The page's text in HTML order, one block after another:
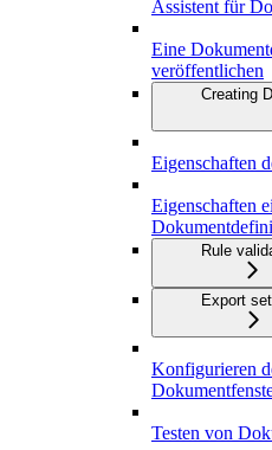
Assistent für
Eine
veröffentlichen
Creating
Eigenschaften
Eigenschaften
Rule
Export
Konfigurieren
Testen von